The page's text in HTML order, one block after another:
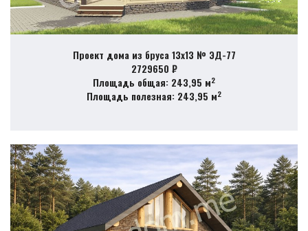
Проект дома из бруса 13х13 № ЭД-77
2729650 ₽
Площадь общая: 243,95 м2
Площадь полезная: 243,95 м2